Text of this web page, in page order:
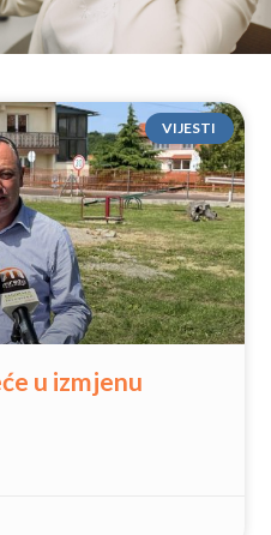
VIJESTI
u izmjenu